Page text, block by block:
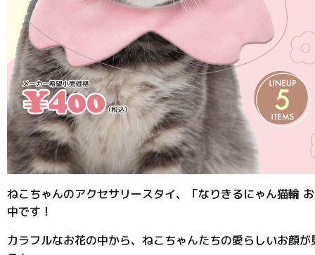
ねこちゃんのアクセサリースタイ、「なりきるにゃん猫輪
中です！
カラフルなお花の中から、ねこちゃんたちの愛らしいお顔が